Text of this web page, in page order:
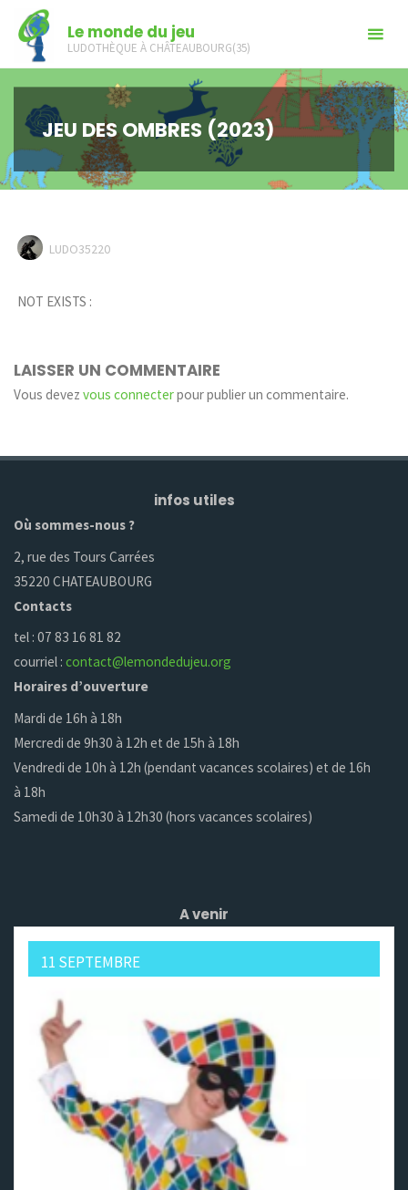
content
Le monde du jeu
LUDOTHÈQUE À CHÂTEAUBOURG(35)
JEU DES OMBRES (2023)
LUDO35220
NOT EXISTS :
LAISSER UN COMMENTAIRE
Vous devezvous connecterpour publier un commentaire.
infos utiles
Où sommes-nous ?
2, rue des Tours Carrées
35220 CHATEAUBOURG
Contacts
tel : 07 83 16 81 82
courriel :contact@lemondedujeu.org
Horaires d’ouverture
Mardi de 16h à 18h
Mercredi de 9h30 à 12h et de 15h à 18h
Vendredi de 10h à 12h (pendant vacances scolaires) et de 16h
à 18h
Samedi de 10h30 à 12h30 (hors vacances scolaires)
A venir
11 SEPTEMBRE